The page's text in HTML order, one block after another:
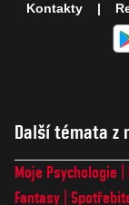
Další témata z
Moje Psychologie
Fantasy
Kontakty